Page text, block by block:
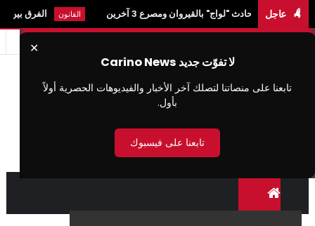
عاجل
"لواج" بالقيروان ومصرع 3 آخرين القانون الفرق بين النيابة
✕
لا تفوّت جديد Carino News
تابعنا على منصاتنا لتصلك آخر الأخبار والفيديوهات الحصرية أولاً
بأول.
تابعنا على فيسبوك